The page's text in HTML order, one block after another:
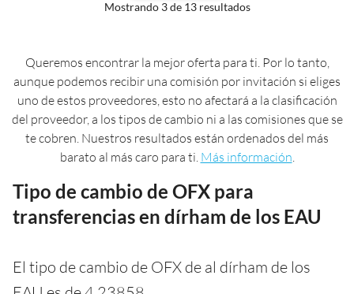
Mostrando 3 de 13 resultados
Queremos encontrar la mejor oferta para ti. Por lo tanto,
aunque podemos recibir una comisión por invitación si eliges
uno de estos proveedores, esto no afectará a la clasificación
del proveedor, a los tipos de cambio ni a las comisiones que se
te cobren. Nuestros resultados están ordenados del más
barato al más caro para ti. Más información
Tipo de cambio de OFX para
transferencias en dírham de los EAU
El tipo de cambio de OFX de al dírham de los